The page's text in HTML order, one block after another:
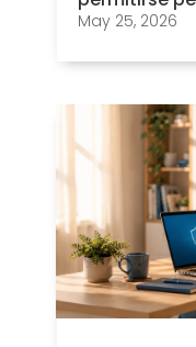
May 25, 2026